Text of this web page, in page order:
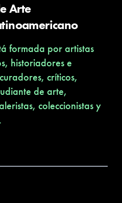
Arte
formada por artistas
historiadores e
críticos,
de arte,
coleccionistas y